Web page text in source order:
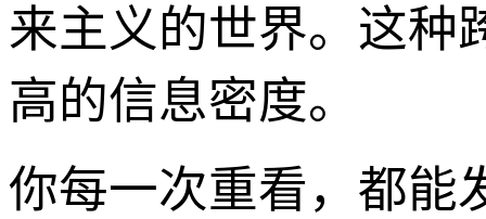
来主义的世界。这种
高的信息密度。
你每一次重看，都能